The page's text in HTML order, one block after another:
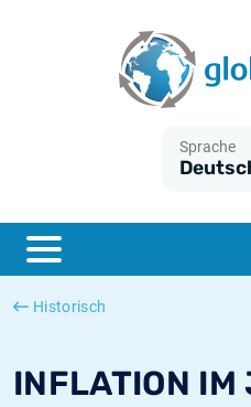
Sprache
Historisch
INFLATION
ESTER
SONIA
Was ist die VPI-Inflation?
Was ist die HVPI-Inflation?
Deutsche inflation
Europäische inflation
Historische Euribor-Sätze
Historische ESTER-Sätze
Historische SOFR-Sätze
Historische SONIA-Sätze
Inflationsrechner